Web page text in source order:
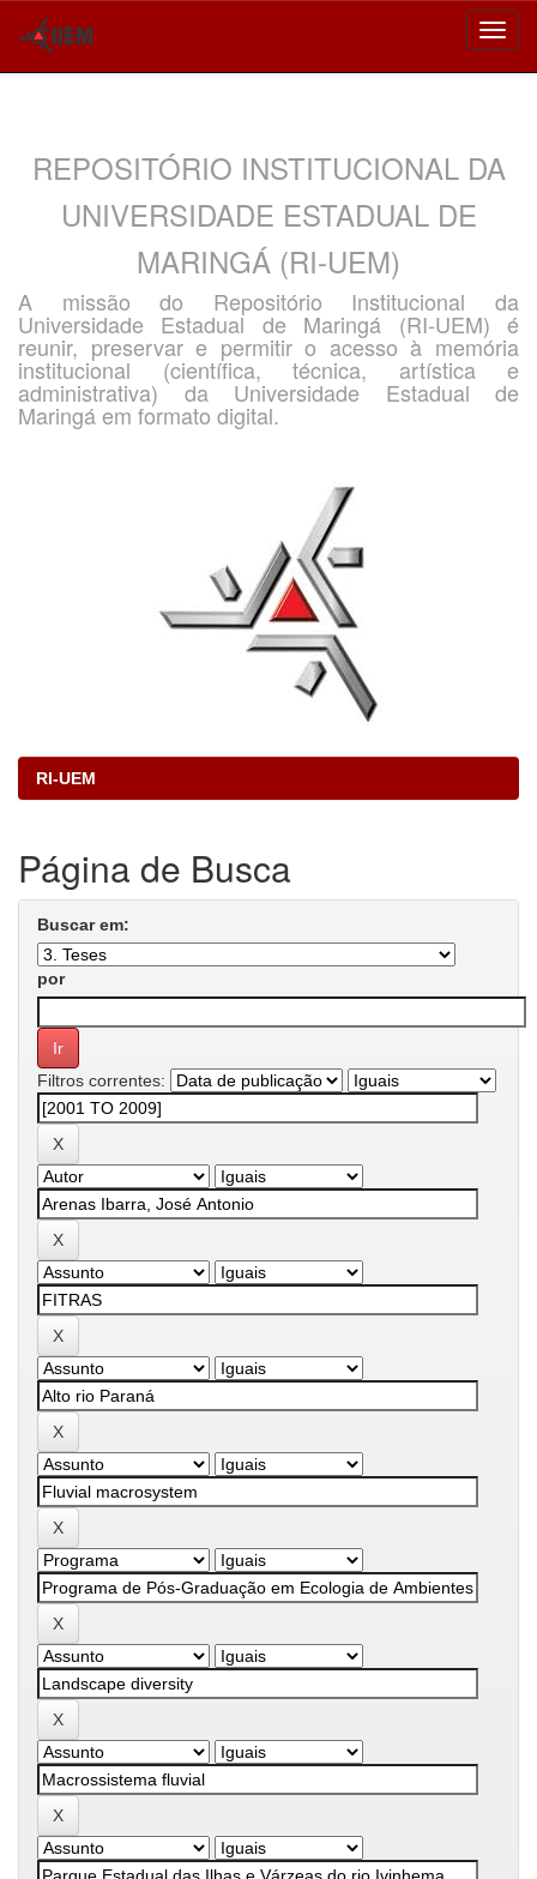
REPOSITÓRIO INSTITUCIONAL DA
UNIVERSIDADE ESTADUAL DE
MARINGÁ (RI-UEM)
A missão do Repositório Institucional da
Universidade Estadual de Maringá (RI-UEM) é
reunir, preservar e permitir o acesso à memória
institucional (científica, técnica, artística e
administrativa) da Universidade Estadual de
Maringá em formato digital.
RI-UEM
Página de Busca
Buscar em:
por
Filtros correntes: